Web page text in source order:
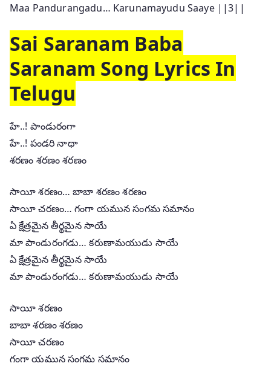
Maa Pandurangadu… Karunamayudu Saaye ||3||
Sai Saranam Baba
Saranam Song Lyrics In
Telugu
హే..! పాండురంగా
హే..! పండరి నాథా
శరణం శరణం శరణం
సాయీ శరణం… బాబా శరణం శరణం
సాయీ చరణం… గంగా యమున సంగమ సమానం
ఏ క్షేత్రమైన తీర్థమైన సాయే
మా పాండురంగడు… కరుణామయుడు సాయే
ఏ క్షేత్రమైన తీర్థమైన సాయే
మా పాండురంగడు… కరుణామయుడు సాయే
సాయీ శరణం
బాబా శరణం శరణం
సాయీ చరణం
గంగా యమున సంగమ సమానం